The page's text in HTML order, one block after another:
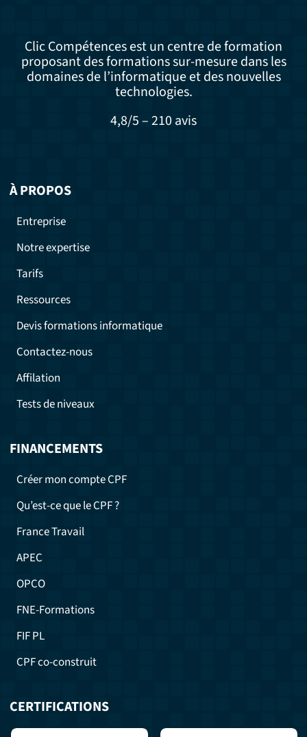
Clic Compétences est un centre de formation
proposant des formations sur-mesure dans les
domaines de l’informatique et des nouvelles
technologies.
4,8/5 – 210 avis
À PROPOS
Entreprise
Notre expertise
Tarifs
Ressources
Devis formations informatique
Contactez-nous
Affilation
Tests de niveaux
CERTIFICATIONS
FINANCEMENTS
Créer mon compte CPF
Qu’est-ce que le CPF ?
France Travail
APEC
OPCO
FNE-Formations
FIF PL
CPF co-construit